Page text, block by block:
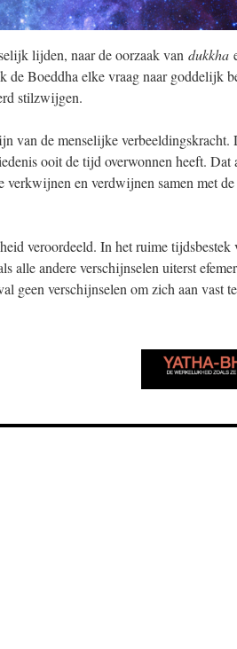
lijden, naar de oorzaak van dukkha
Boeddha elke vraag naar goddelijk
stilzwijgen.
van de menselijke verbeeldingskracht.
ooit de tijd overwonnen heeft. Dat
verkwijnen en verdwijnen samen met
veroordeeld. In het ruime tijdsbestek
alle andere verschijnselen uiterst
geen verschijnselen om zich aan vast